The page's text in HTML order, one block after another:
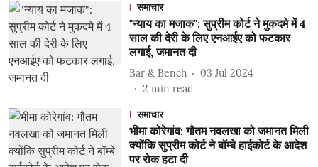
समाचार
"न्याय का मजाक": सुप्रीम कोर्ट ने मुकदमे में 4
साल की देरी के लिए एनआईए को फटकार
लगाई, जमानत दी
Bar & Bench
03 Jul 2024
2 min read
समाचार
भीमा कोरेगांव: गौतम नवलखा को जमानत मिली
क्योंकि सुप्रीम कोर्ट ने बॉम्बे हाईकोर्ट के आदेश
पर रोक हटा दी